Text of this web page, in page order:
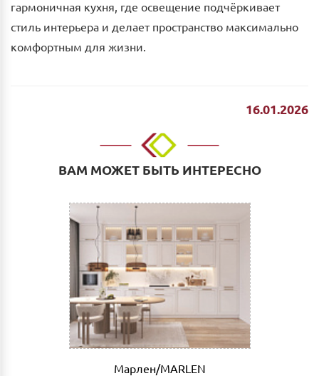
гармоничная кухня, где освещение подчёркивает
стиль интерьера и делает пространство максимально
комфортным для жизни.
16.01.2026
ВАМ МОЖЕТ БЫТЬ ИНТЕРЕСНО
Марлен/MARLEN